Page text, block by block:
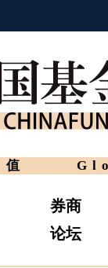
券商
论坛